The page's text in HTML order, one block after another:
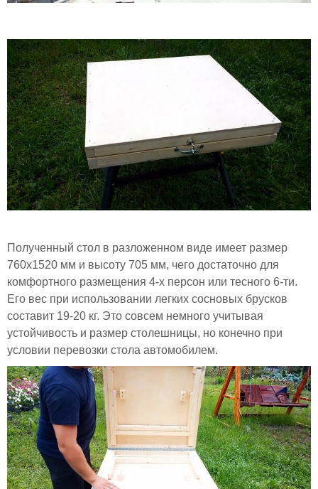
Полученный стол в разложенном виде имеет размер
760х1520 мм и высоту 705 мм, чего достаточно для
комфортного размещения 4-х персон или тесного 6-ти.
Его вес при использовании легких сосновых брусков
составит 19-20 кг. Это совсем немного учитывая
устойчивость и размер столешницы, но конечно при
условии перевозки стола автомобилем.